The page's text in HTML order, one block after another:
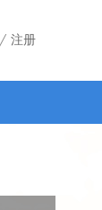
/ 注册